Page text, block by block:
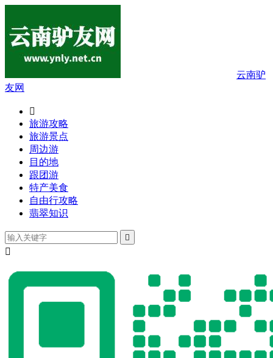
云南驴
友网

旅游攻略
旅游景点
周边游
目的地
跟团游
特产美食
自由行攻略
翡翠知识

